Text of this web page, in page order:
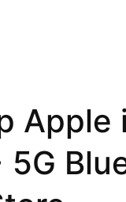
Apple